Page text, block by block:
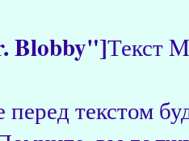
Blobby"]Текст
перед текстом